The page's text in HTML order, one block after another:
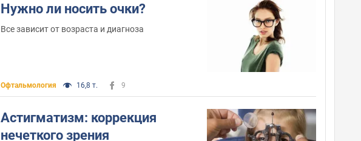
Нужно ли носить очки?
Все зависит от возраста и диагноза
Офтальмология 16,8 т. 9
Астигматизм: коррекция
нечеткого зрения